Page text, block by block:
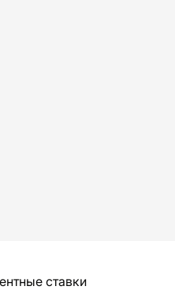
ставки